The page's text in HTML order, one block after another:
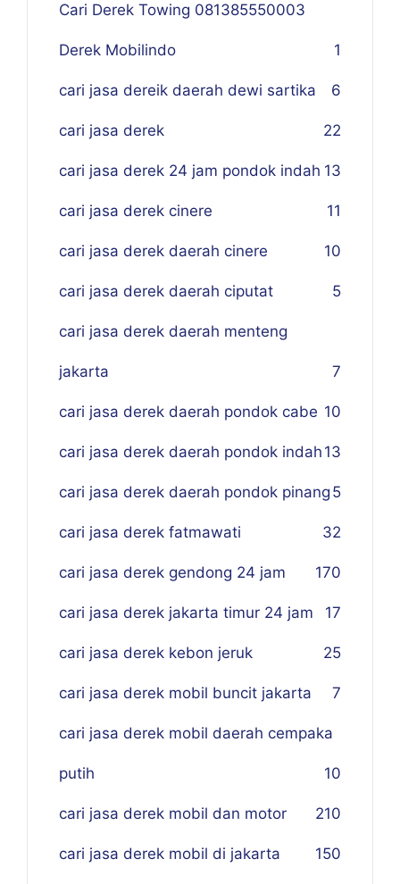
Cari Derek Towing 081385550003
Derek Mobilindo 1
cari jasa dereik daerah dewi sartika 6
cari jasa derek 22
cari jasa derek 24 jam pondok indah 13
cari jasa derek cinere 11
cari jasa derek daerah cinere 10
cari jasa derek daerah ciputat 5
cari jasa derek daerah menteng
jakarta 7
cari jasa derek daerah pondok cabe 10
cari jasa derek daerah pondok indah 13
cari jasa derek daerah pondok pinang 5
cari jasa derek fatmawati 32
cari jasa derek gendong 24 jam 170
cari jasa derek jakarta timur 24 jam 17
cari jasa derek kebon jeruk 25
cari jasa derek mobil buncit jakarta 7
cari jasa derek mobil daerah cempaka
putih 10
cari jasa derek mobil dan motor 210
cari jasa derek mobil di jakarta 150